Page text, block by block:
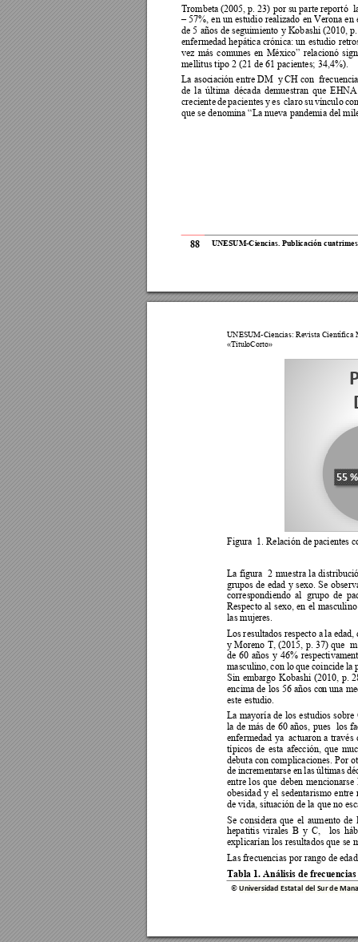
88 UNESUM-Ciencias. Publicación
Trombeta (2005, p. 23) por su parte reportó
– 57%, en un estudio realizado en Verona en
de 5 años de seguimiento y Kobashi (2010, p.
enfermedad hepática crónica: un estudio
vez más comunes en México” relacionó
mellitus tipo 2 (21 de 61 pacientes; 34,4%).
La asociación entre DM  y CH con
de la última década demuestran que EHN
creciente de pacientes y es claro su vínculo
que se denomina “La nueva pandemia del
UNESUM-Ciencias: Revista Científica
«TituloCorto»
© Universidad Estatal del Sur de M
Figura  1. Relación de pacientes
La figura 2 muestra la
grupos de edad y sexo. Se
correspondiendo al  grupo de
Respecto al sexo, en el
las mujeres.
Los resultados respecto a la edad,
y Moreno T, (2015, p. 37) que
de 60 años y 46%
masculino, con lo que coincide la
Sin embargo Kobashi (2010, p.
encima de los 56 años con una
este estudio.
La mayoría de los estudios sobre
la de más de 60 años, pues los
enfermedad ya actuaron a través
típicos de esta afección, que
debuta con complicaciones. Por
de incrementarse en las últimas
entre los que deben mencionarse
obesidad y el sedentarismo entre
de vida, situación de la que no
Se considera que el aumento de
hepatitis virales B y C, los
explicarían los resultados que se
Las frecuencias por rango de
Tabla 1. Análisis de
55 %